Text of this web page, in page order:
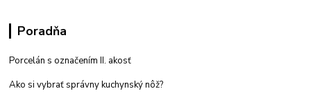
Poradňa
Porcelán s označením II. akosť
Ako si vybrať správny kuchynský nôž?